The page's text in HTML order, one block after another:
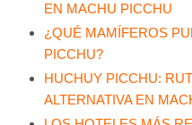
EN MACHU PICCHU
¿QUÉ MAMÍFEROS
PICCHU?
HUCHUY PICCHU:
ALTERNATIVA EN